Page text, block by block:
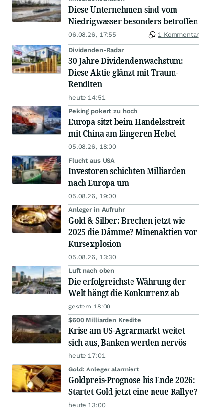
Diese Unternehmen sind vom
Niedrigwasser besonders betroffen
06.08.26, 17:55 1 Kommentar
Dividenden-Radar
30 Jahre Dividendenwachstum:
Diese Aktie glänzt mit Traum-
Renditen
heute 14:51
Peking pokert zu hoch
Europa sitzt beim Handelsstreit
mit China am längeren Hebel
05.08.26, 18:00
Flucht aus USA
Investoren schichten Milliarden
nach Europa um
05.08.26, 19:00
Anleger in Aufruhr
Gold & Silber: Brechen jetzt wie
2025 die Dämme? Minenaktien vor
Kursexplosion
05.08.26, 13:30
Luft nach oben
Die erfolgreichste Währung der
Welt hängt die Konkurrenz ab
gestern 18:00
$600 Milliarden Kredite
Krise am US-Agrarmarkt weitet
sich aus, Banken werden nervös
heute 17:01
Gold: Anleger alarmiert
Goldpreis-Prognose bis Ende 2026:
Startet Gold jetzt eine neue Rallye?
heute 13:00